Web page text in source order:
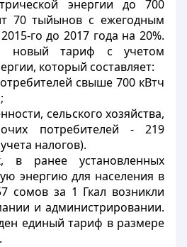
энергии до 700
70 тыйынов с ежегодным
го до 2017 года на 20%.
новый тариф с учетом
который составляет:
свыше 700 кВтч
сельского хозяйства,
потребителей - 219
налогов).
в ранее установленных
энергию для населения в
сомов за 1 Гкал возникли
и администрировании.
единый тариф в размере